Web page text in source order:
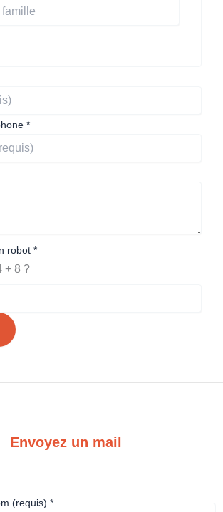
*
robot *
+ 8 ?
Envoyez un mail
(requis) *